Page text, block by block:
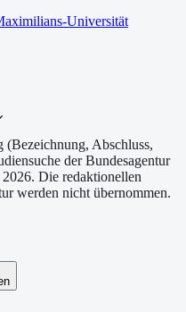
Universität
(Bezeichnung, Abschluss,
der Bundesagentur
. Die redaktionellen
werden nicht übernommen.